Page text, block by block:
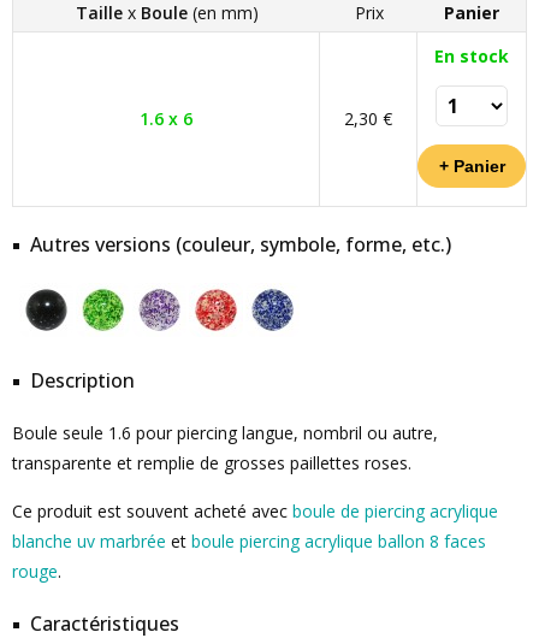
Taille x Boule (en mm) Prix Panier
1.6 x 6 2,30 €
En stock
Autres versions (couleur, symbole, forme, etc.)
Description
Boule seule 1.6 pour piercing langue, nombril ou autre,
transparente et remplie de grosses paillettes roses.
Ce produit est souvent acheté avec boule de piercing acrylique
blanche uv marbrée et boule piercing acrylique ballon 8 faces
rouge.
Caractéristiques